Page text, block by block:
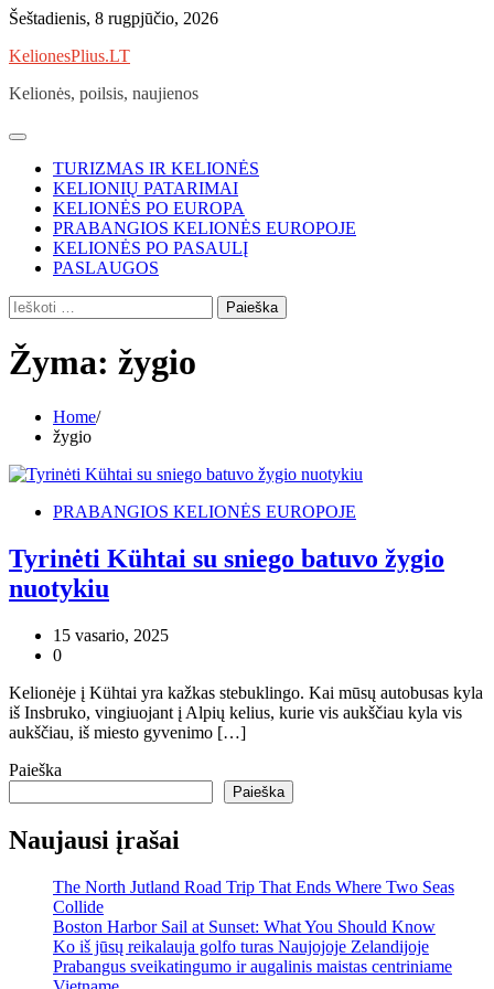
Skip
content
Šeštadienis, 8 rugpjūčio, 2026
KelionesPlius.LT
Kelionės, poilsis, naujienos
TURIZMAS IR KELIONĖS
KELIONIŲ PATARIMAI
KELIONĖS PO EUROPA
PRABANGIOS KELIONĖS EUROPOJE
KELIONĖS PO PASAULĮ
PASLAUGOS
Ieškoti:
Žyma: žygio
Home
žygio
PRABANGIOS KELIONĖS EUROPOJE
Tyrinėti Kühtai su sniego batuvo žygio
nuotykiu
15 vasario, 2025
0
Kelionėje į Kühtai yra kažkas stebuklingo. Kai mūsų autobusas kyla
iš Insbruko, vingiuojant į Alpių kelius, kurie vis aukščiau kyla vis
aukščiau, iš miesto gyvenimo […]
Paieška
Paieška
Naujausi įrašai
The North Jutland Road Trip That Ends Where Two Seas
Collide
Boston Harbor Sail at Sunset: What You Should Know
Ko iš jūsų reikalauja golfo turas Naujojoje Zelandijoje
Prabangus sveikatingumo ir augalinis maistas centriniame